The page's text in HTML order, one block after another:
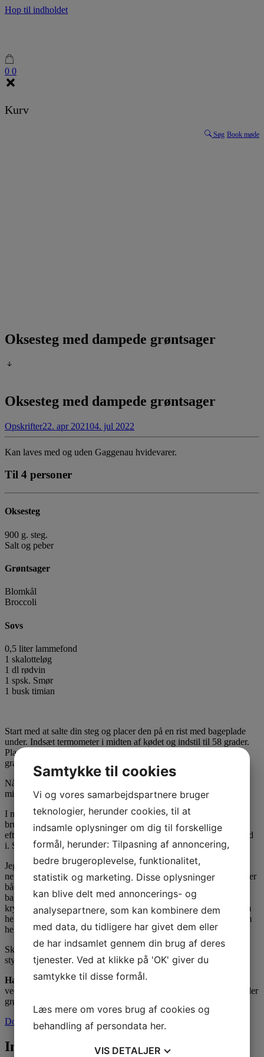
Hop til indholdet
0 0
Kurv
Søg Book møde
Oksesteg med dampede grøntsager
Oksesteg med dampede grøntsager
Opskrifter22. apr 202104. jul 2022
Kan laves med og uden Gaggenau hvidevarer.
Til 4 personer
Oksesteg
900 g. steg.
Salt og peber
Grøntsager
Blomkål
Broccoli
Sovs
0,5 liter lammefond
1 skalotteløg
1 dl rødvin
1 spsk. Smør
1 busk timian
Start med at salte din steg og placer den på en rist med bageplade
under. Indsæt termometer i midten af kødet og indstil til 58 grader.
Placer kødet i bunden af den forvarmede ovn ved 120
grader og 100% damp. Jeg bruger Gaggenaus program Roasting.
Når stegen er færdig sætter jeg den til at trække i minimum 20
minutter.
I mellemtiden laver vi den lækre sauce – skær skalotteløg fint og
brun det af i smørret i en kasserolle. Kom timian ved og
efterfølgende rødvin. Lad det koge i 5 minutter og kom lammefond
i. Sovsen skal nu stå og simre indtil servering.
Jeg har valgt at servere broccoli og blomkål til min steg, da det er
nemt at forberede og fyldt med både smag og vitaminer. Jeg damper
både broccoli og blomkål i min dampovn på Gaggenaus damp
bageplade ved 100 grader og 100% damp i 20 min. Skær et dybt
kryds i bunden af blomkålens rod, så dampen kan trænge igennem
hele hovedet. Efter at have skyllet mine grøntsager lægger jeg dem
hele i ovnen.
Skær din steg i helt tynde skiver og skær grøntsagerne i chunky
stykker. Server med sovs og evt. syltede kantareller.
Har du ikke en dampovnkan du bage dine grøntsager på en rist
ved 150 grader, over- og under varme. Placer et fad med vand under
grøntsagerne for at få damp effekt.
Download opskrift PDF
Indlægsnavigation
Samtykke til cookies
Vi og vores samarbejdspartnere bruger
teknologier, herunder cookies, til at
indsamle oplysninger om dig til forskellige
formål, herunder: Tilpasning af annoncering,
bedre brugeroplevelse, funktionalitet,
statistik og marketing. Disse oplysninger
kan blive delt med annoncerings- og
analysepartnere, som kan kombinere dem
med data, du tidligere har givet dem eller
de har indsamlet gennem din brug af deres
tjenester. Ved at klikke på 'OK' giver du
samtykke til disse formål.
Læs mere om vores brug af cookies og
behandling af persondata her.
VIS DETALJER